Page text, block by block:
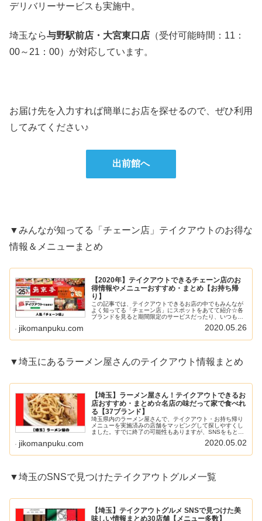
デリバリーサービスも実施中。
埼玉なら与野駅前店・大宮東口店 （受付可能時間：11：
00～21：00）が対応しています。
お届け先を入力すれば簡単にお店を探せるので、ぜひ利用
してみてください♪
出前館へ
▼みんなが知ってる「チェーン店」テイクアウトのお得な
情報＆メニューまとめ
【2020年】テイクアウトできるチェーン店のお
得情報やメニューおすすめ・まとめ【お持ち帰
り】
この記事では、テイクアウトできるお店の中でもみんなが
よく知ってる「チェーン店」にスポットをあてて紹介☆各
ブランドを見ると期間限定のサービスだったり、いつもと
jikomanpuku.com 2020.05.26
▼埼玉にあるラーメン屋さんのテイクアウト情報まとめ
【埼玉】ラーメン屋さん！テイクアウトできるお
店おすすめ・まとめ☆名店の味だって家で食べれ
る【37ブランド】
埼玉県内のラーメン屋さんで、テイクアウト・お持ち帰り
メニューを実施済みの店舗をマッピングして探しやすくし
ました。すでに終了の可能性もありますが、SNSをもとに
jikomanpuku.com 2020.05.02
▼埼玉のSNSで見つけたテイクアウトグルメ一覧
【埼玉】テイクアウトグルメ SNSで見つけた美
味しい情報まとめ30店舗【メニュー多数】